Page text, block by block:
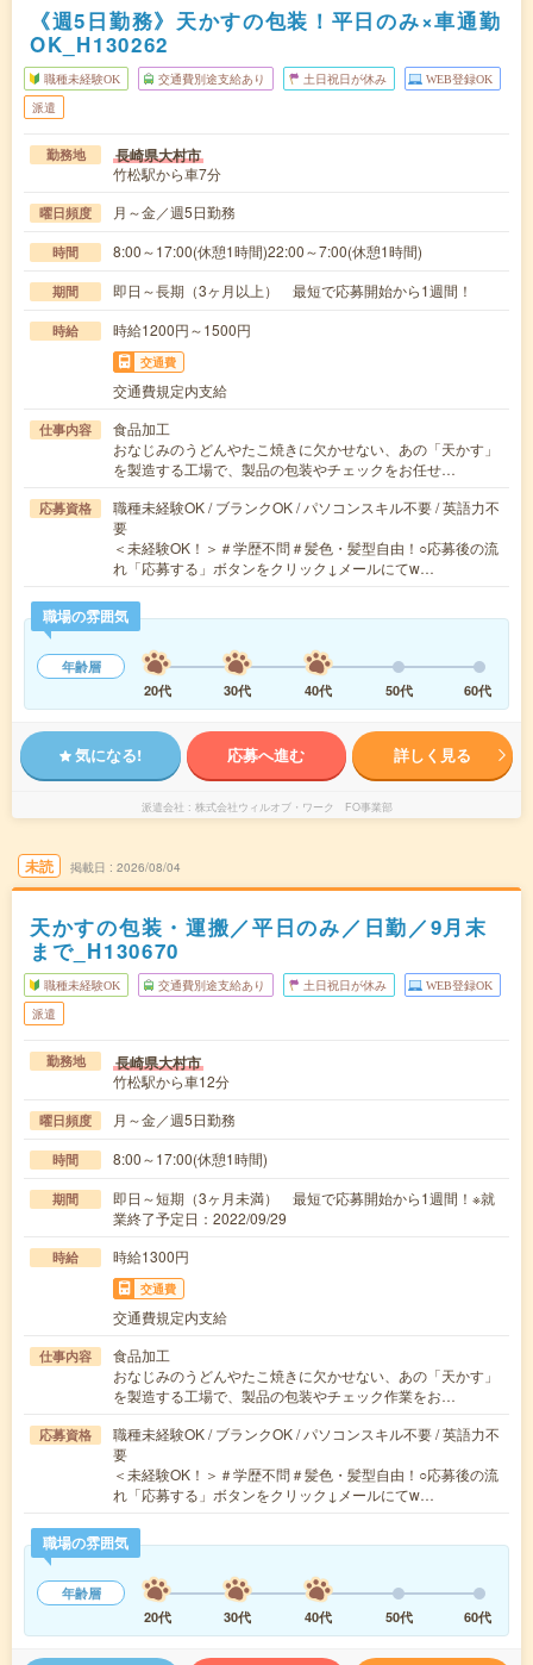
《週5日勤務》天かすの包装！平日のみ×車通勤
OK_H130262
職種未経験OK 交通費別途支給あり 土日祝日が休み WEB登録OK
派遣
勤務地 長崎県大村市
竹松駅から車7分
曜日頻度 月～金／週5日勤務
時間 8:00～17:00(休憩1時間)22:00～7:00(休憩1時間)
期間 即日～長期（3ヶ月以上） 最短で応募開始から1週間！
時給 時給1200円～1500円
交通費
交通費規定内支給
仕事内容
食品加工
おなじみのうどんやたこ焼きに欠かせない、あの「天かす」
を製造する工場で、製品の包装やチェックをお任せ…
応募資格
職種未経験OK / ブランクOK / パソコンスキル不要 / 英語力不
要
＜未経験OK！＞＃学歴不問＃髪色・髪型自由！○応募後の流
れ「応募する」ボタンをクリック↓メールにてw…
職場の雰囲気
年齢層
20代
30代 40代 50代 60代
気になる! 応募へ進む 詳しく見る
派遣会社 株式会社ウィルオブ・ワーク FO事業部
未読 掲載日 2026/08/04
天かすの包装・運搬／平日のみ／日勤／9月末
まで_H130670
職種未経験OK 交通費別途支給あり 土日祝日が休み WEB登録OK
派遣
勤務地 長崎県大村市
竹松駅から車12分
曜日頻度 月～金／週5日勤務
時間 8:00～17:00(休憩1時間)
期間
即日～短期（3ヶ月未満） 最短で応募開始から1週間！※就
業終了予定日：2022/09/29
時給 時給1300円
交通費
交通費規定内支給
仕事内容
食品加工
おなじみのうどんやたこ焼きに欠かせない、あの「天かす」
を製造する工場で、製品の包装やチェック作業をお…
応募資格
職種未経験OK / ブランクOK / パソコンスキル不要 / 英語力不
要
＜未経験OK！＞＃学歴不問＃髪色・髪型自由！○応募後の流
れ「応募する」ボタンをクリック↓メールにてw…
職場の雰囲気
年齢層
20代
30代 40代 50代 60代